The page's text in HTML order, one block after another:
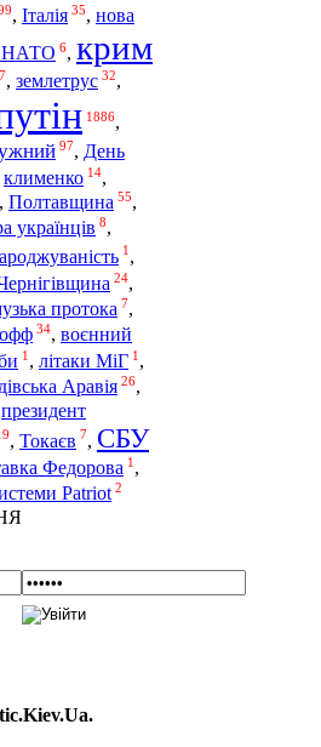
, Італія 35, нова
НАТО 6, крим
, землетрус 32,
1886,
97, День
клименко 14,
, Полтавщина 55,
українців 8,
1 ,
24,
протока 7,
34, воєнний
1 , літаки МіГ 1 ,
Аравія 26,
президент
, Токаєв 7, СБУ
Федорова 1 ,
Patriot 2